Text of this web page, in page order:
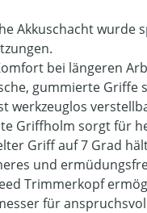
Akkuschacht wurde
bei längeren
gummierte Griffe
werkzeuglos
Griffholm sorgt für
Griff auf 7 Grad
und
Trimmerkopf
für